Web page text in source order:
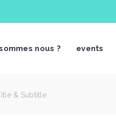
nous ? events
& Subtitle